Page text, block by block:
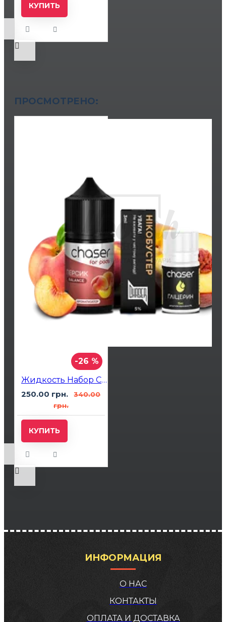
КУПИТЬ
ПРОСМОТРЕНО:
-26 %
Жидкость Набор Chaser Персик 30мл 5%
250.00 грн.
340.00
грн.
КУПИТЬ
ИНФОРМАЦИЯ
О НАС
КОНТАКТЫ
ОПЛАТА И ДОСТАВКА